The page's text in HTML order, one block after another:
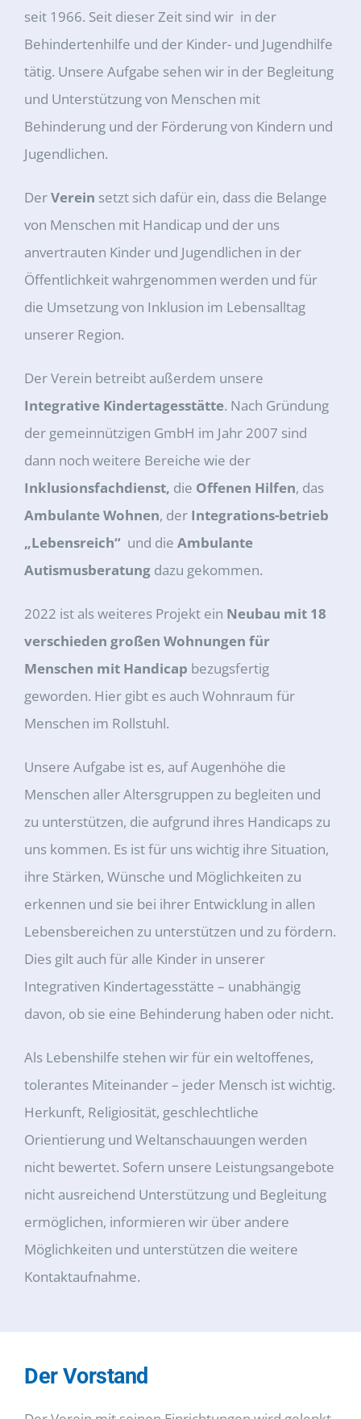
seit 1966. Seit dieser Zeit sind wir in der
Behindertenhilfe und der Kinder- und Jugendhilfe
tätig. Unsere Aufgabe sehen wir in der Begleitung
und Unterstützung von Menschen mit
Behinderung und der Förderung von Kindern und
Jugendlichen.
DerVerein setzt sich dafür ein, dass die Belange
von Menschen mit Handicap und der uns
anvertrauten Kinder und Jugendlichen in der
Öffentlichkeit wahrgenommen werden und für
die Umsetzung von Inklusion im Lebensalltag
unserer Region.
Der Verein betreibt außerdem unsere
Integrative Kindertagesstätte. Nach Gründung
der gemeinnützigen GmbH im Jahr 2007 sind
dann noch weitere Bereiche wie der
Inklusionsfachdienst, die Offenen Hilfen, das
Ambulante Wohnen, der Integrations-betrieb
„Lebensreich“ und die Ambulante
Autismusberatungdazu gekommen.
2022 ist als weiteres Projekt ein Neubau mit 18
verschieden großen Wohnungen für
Menschen mit Handicap bezugsfertig
geworden. Hier gibt es auch Wohnraum für
Menschen im Rollstuhl.
Unsere Aufgabe ist es, auf Augenhöhe die
Menschen aller Altersgruppen zu begleiten und
zu unterstützen, die aufgrund ihres Handicaps zu
uns kommen. Es ist für uns wichtig ihre Situation,
ihre Stärken, Wünsche und Möglichkeiten zu
erkennen und sie bei ihrer Entwicklung in allen
Lebensbereichen zu unterstützen und zu fördern.
Dies gilt auch für alle Kinder in unserer
Integrativen Kindertagesstätte – unabhängig
davon, ob sie eine Behinderung haben oder nicht.
Als Lebenshilfe stehen wir für ein weltoffenes,
tolerantes Miteinander – jeder Mensch ist wichtig.
Herkunft, Religiosität, geschlechtliche
Orientierung und Weltanschauungen werden
nicht bewertet. Sofern unsere Leistungsangebote
nicht ausreichend Unterstützung und Begleitung
ermöglichen, informieren wir über andere
Möglichkeiten und unterstützen die weitere
Kontaktaufnahme.
Der Vorstand